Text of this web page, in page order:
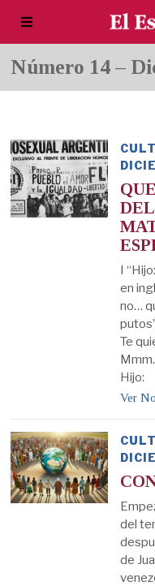
Número 14 –
I
en
no…
Te
Hijo:
Ver
del
de